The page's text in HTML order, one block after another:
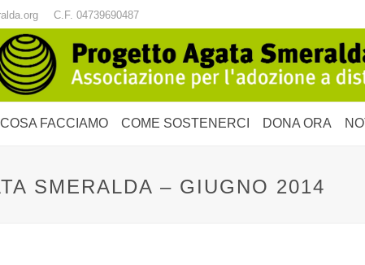
C.F. 04739690487
COSA FACCIAMO COME SOSTENERCI DONA ORA
SMERALDA – GIUGNO 2014